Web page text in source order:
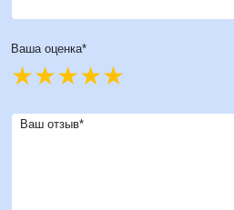
Ваша оценка*
Ваш отзыв*